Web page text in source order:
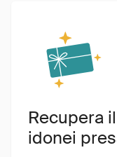
Recupera il
idonei